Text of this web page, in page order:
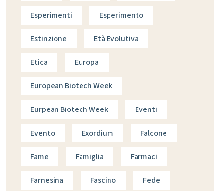
Esperimenti Esperimento
Estinzione Età Evolutiva
Etica Europa
European Biotech Week
Eurpean Biotech Week Eventi
Evento Exordium Falcone
Fame Famiglia Farmaci
Farnesina Fascino Fede